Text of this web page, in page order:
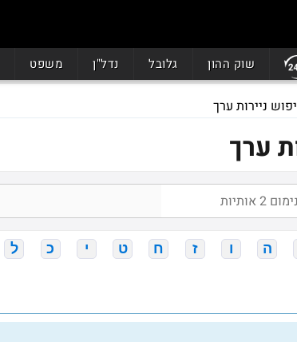
שוק ההון גלובל נדל"ן משפט
ניירות ערך
ערך
ה ו ז ח ט י כ ל